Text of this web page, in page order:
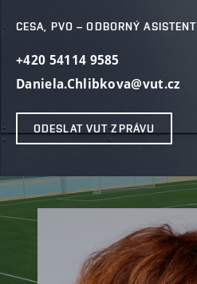
CESA, PVO – ODBORNÝ ASISTENT
+420 54114 9585
Daniela.Chlibkova@vut.cz
ODESLAT VUT ZPRÁVU